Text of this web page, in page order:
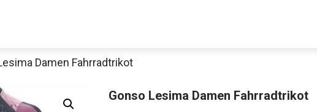
Damen Fahrradtrikot
Gonso Lesima Damen Fahrradtrikot